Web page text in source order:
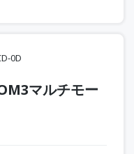
0D
マルチモー